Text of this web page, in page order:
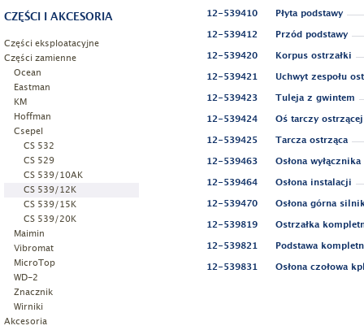
CZĘŚCI I AKCESORIA
Części eksploatacyjne
Części zamienne
Ocean
Eastman
KM
Hoffman
Csepel
CS 532
CS 529
CS 539/10AK
CS 539/12K
CS 539/15K
CS 539/20K
Maimin
Vibromat
MicroTop
WD-2
Znacznik
Wirniki
Akcesoria
12-539410
Płyta podstawy
12-539412
Przód podstawy
12-539420
Korpus ostrzałki
12-539421
Uchwyt zespołu
12-539423
Tuleja z gwintem
12-539424
Oś tarczy ostrzącej
12-539425
Tarcza ostrząca
12-539463
Osłona wyłącznika
12-539464
Osłona instalacji
12-539470
Osłona górna
12-539819
Ostrzałka
12-539821
Podstawa
12-539831
Osłona czołowa